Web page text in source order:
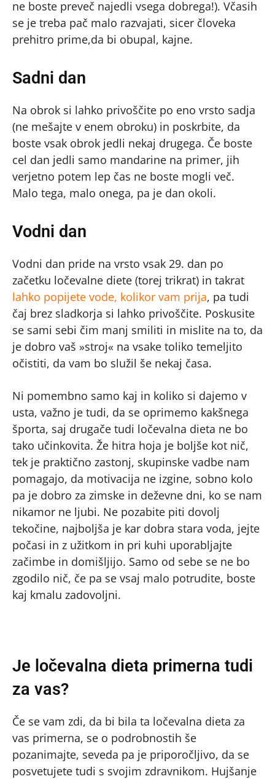
ne boste preveč najedli vsega dobrega!). Včasih
se je treba pač malo razvajati, sicer človeka
prehitro prime,da bi obupal, kajne.
Sadni dan
Na obrok si lahko privoščite po eno vrsto sadja
(ne mešajte v enem obroku) in poskrbite, da
boste vsak obrok jedli nekaj drugega. Če boste
cel dan jedli samo mandarine na primer, jih
verjetno potem lep čas ne boste mogli več.
Malo tega, malo onega, pa je dan okoli.
Vodni dan
Vodni dan pride na vrsto vsak 29. dan po
začetku ločevalne diete (torej trikrat) in takrat
lahko popijete vode, kolikor vam prija, pa tudi
čaj brez sladkorja si lahko privoščite. Poskusite
se sami sebi čim manj smiliti in mislite na to, da
je dobro vaš »stroj« na vsake toliko temeljito
očistiti, da vam bo služil še nekaj časa.
Ni pomembno samo kaj in koliko si dajemo v
usta, važno je tudi, da se oprimemo kakšnega
športa, saj drugače tudi ločevalna dieta ne bo
tako učinkovita. Že hitra hoja je boljše kot nič,
tek je praktično zastonj, skupinske vadbe nam
pomagajo, da motivacija ne izgine, sobno kolo
pa je dobro za zimske in deževne dni, ko se nam
nikamor ne ljubi. Ne pozabite piti dovolj
tekočine, najboljša je kar dobra stara voda, jejte
počasi in z užitkom in pri kuhi uporabljajte
začimbe in domišljijo. Samo od sebe se ne bo
zgodilo nič, če pa se vsaj malo potrudite, boste
kaj kmalu zadovoljni.
Je ločevalna dieta primerna tudi
za vas?
Če se vam zdi, da bi bila ta ločevalna dieta za
vas primerna, se o podrobnostih še
pozanimajte, seveda pa je priporočljivo, da se
posvetujete tudi s svojim zdravnikom. Hujšanje